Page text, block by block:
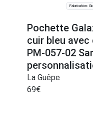
Fabrication:
Pochette
cuir bleu avec
PM-057-02
La Guêpe
69€